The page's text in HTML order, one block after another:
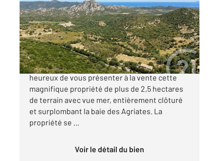
Ref : 2400
Maison à vendre
995 000 €
Century 21 Dary Immobilier à Saint Florent, est
heureux de vous présenter à la vente cette
magnifique propriété de plus de 2,5 hectares
de terrain avec vue mer, entièrement clôturé
et surplombant la baie des Agriates. La
propriété se ...
Voir le détail du bien